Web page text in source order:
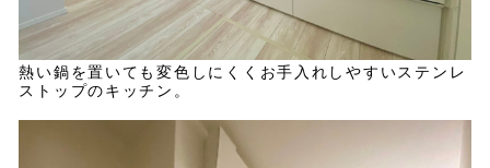
熱い鍋を置いても変色しにくくお手入れしやすいステンレ
ストップのキッチン。